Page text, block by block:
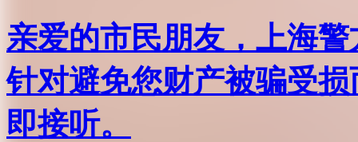
亲爱的市民朋友，上海
针对避免您财产被骗受
即接听。